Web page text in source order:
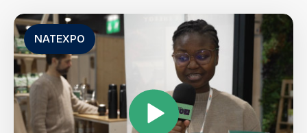
Barres céréalières, barres Apéritifs
NATEXPO